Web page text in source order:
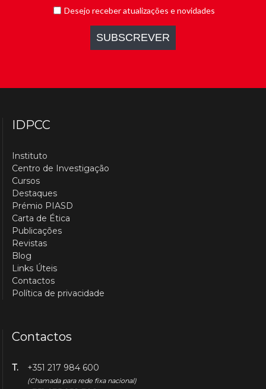
IDPCC
Instituto
Centro de Investigação
Cursos
Destaques
Prémio PIASD
Carta de Ética
Publicações
Revistas
Blog
Links Úteis
Contactos
Política de privacidade
Contactos
T. +351 217 984 600
(Chamada para rede fixa nacional)